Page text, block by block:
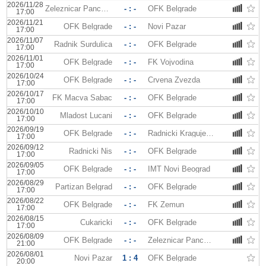
2026/11/28
17:00
Zeleznicar Pancevo - : - OFK Belgrade
2026/11/21
17:00
OFK Belgrade - : - Novi Pazar
2026/11/07
17:00
Radnik Surdulica - : - OFK Belgrade
2026/11/01
17:00
OFK Belgrade - : - FK Vojvodina
2026/10/24
17:00
OFK Belgrade - : - Crvena Zvezda
2026/10/17
17:00
FK Macva Sabac - : - OFK Belgrade
2026/10/10
17:00
Mladost Lucani - : - OFK Belgrade
2026/09/19
17:00
OFK Belgrade - : - Radnicki Kragujevac
2026/09/12
17:00
Radnicki Nis - : - OFK Belgrade
2026/09/05
17:00
OFK Belgrade - : - IMT Novi Beograd
2026/08/29
17:00
Partizan Belgrad - : - OFK Belgrade
2026/08/22
17:00
OFK Belgrade - : - FK Zemun
2026/08/15
17:00
Cukaricki - : - OFK Belgrade
2026/08/09
21:00
OFK Belgrade - : - Zeleznicar Pancevo
2026/08/01
20:00
Novi Pazar 1 : 4 OFK Belgrade